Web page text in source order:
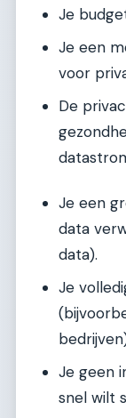
Je
Je een
voor
De
Je een
data
data).
Je
Je geen
snel wilt